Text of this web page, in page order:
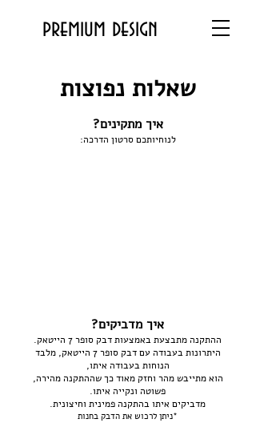
premium design
שאלות נפוצות
איך מתקינים?
לנוחיותכם סרטון הדרכה:
איך מדביקים?
ההתקנה מתבצעת באמצעות דבק סופר 7 הייטאק.
היתרונות בעבודה עם דבק סופר 7 הייטאק, מלבד
הנוחות בעבודה איתו,
הוא מתייבש מהר וחזק מאוד כך שההתקנה מהירה,
פשוטה ונקייה איתו.
מדביקים איתו בהתקנה פמינית וחיצונית.
*ניתן לרכוש את הדבק בחנות